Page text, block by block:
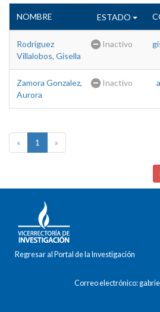
NOMBRE ESTADO
Rodriguez
Villalobos, Gisella
Inactivo
Zamora Gonzalez,
Aurora
Inactivo
« 1 »
Regresar al Portal de la Investigación
Correo electrónico: